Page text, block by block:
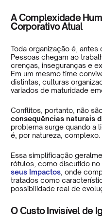
A Complexidade
Corporativo Atual
Toda organização é, antes
Pessoas chegam ao
crenças, inseguranças e
Em um mesmo time
distintas, culturas
variados de maturidade
Conflitos, portanto, não
consequências naturais
problema surge quando a
é, por natureza, complexo.
Essa simplificação
rótulos, como discutido no
seus Impactos , onde
tratados como
possibilidade real de
O Custo Invisível de